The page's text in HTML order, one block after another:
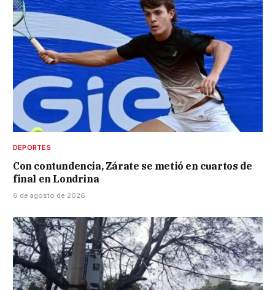
DEPORTES
Con contundencia, Zárate se metió en cuartos de
final en Londrina
6 de agosto de 2026